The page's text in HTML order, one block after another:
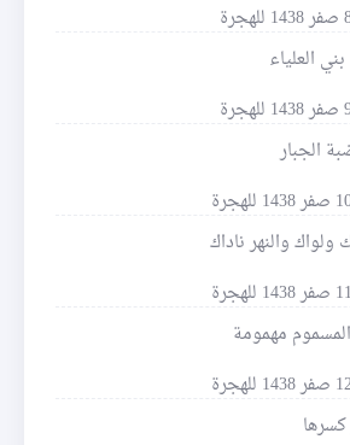
العلياء
الجبار
ولواك والنهر ناداك
مهمومة